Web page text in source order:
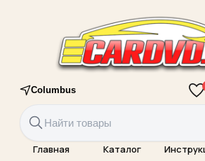
Columbus
Главная Каталог